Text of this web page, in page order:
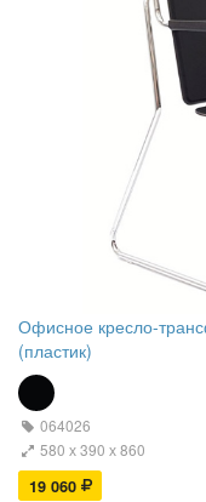
Офисное кресло-
(пластик)
064026
580 х 390 х 860
19 060